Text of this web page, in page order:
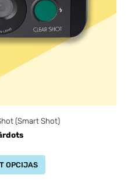
(Smart Shot)
OPCIJAS